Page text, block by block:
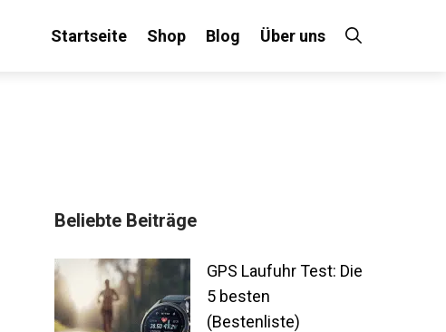
Startseite Shop Blog Über uns
Beliebte Beiträge
GPS Laufuhr Test:
Die 5 besten
(Bestenliste)
an!